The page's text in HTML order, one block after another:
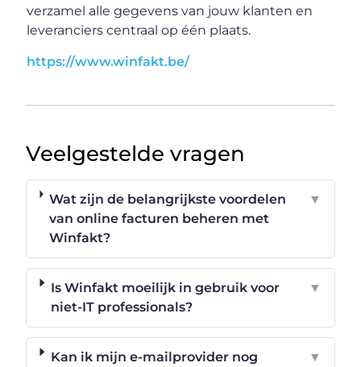
verzamel alle gegevens van jouw klanten en
leveranciers centraal op één plaats.
https://www.winfakt.be/
Veelgestelde vragen
Wat zijn de belangrijkste voordelen
van online facturen beheren met
Winfakt?
▼
Is Winfakt moeilijk in gebruik voor
niet-IT professionals?
▼
Kan ik mijn e-mailprovider nog
▼